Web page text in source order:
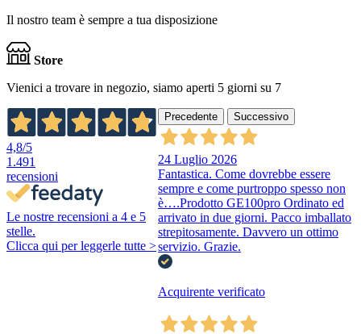
Il nostro team è sempre a tua disposizione
Store
Vienici a trovare in negozio, siamo aperti 5 giorni su 7
4,8/5
1.491
recensioni
Le nostre recensioni a 4 e 5
stelle.
Clicca qui per leggerle tutte >
Precedente Successivo
24 Luglio 2026
Fantastica. Come dovrebbe essere
sempre e come purtroppo spesso non
è….Prodotto GE100pro Ordinato ed
arrivato in due giorni. Pacco imballato
strepitosamente. Davvero un ottimo
servizio. Grazie.
Acquirente verificato